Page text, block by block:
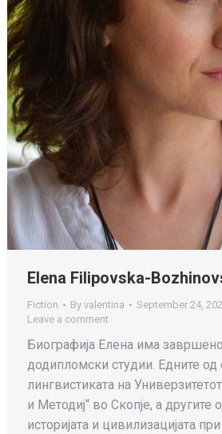
Elena Filipovska-
Fiction By valentina
September 24,
Leave a comment
Биографија Елена има
додипломски студии. Едните од
лингвистиката на
и Методиј“ во Скопје, а другите
историјата и цивилизацијата при